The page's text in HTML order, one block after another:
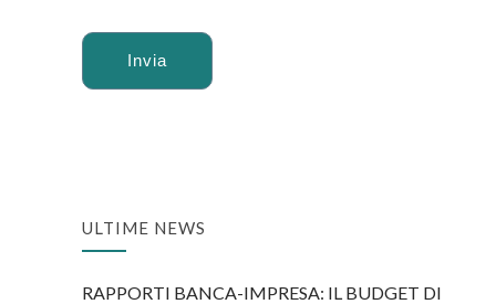
ULTIME NEWS
RAPPORTI BANCA-IMPRESA: IL BUDGET DI